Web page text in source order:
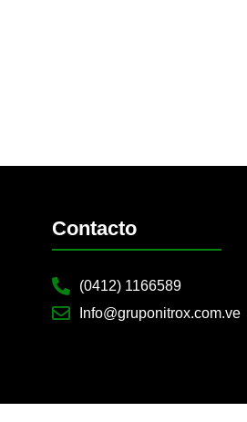
Contacto
(0412) 1166589
Info@gruponitrox.com.ve